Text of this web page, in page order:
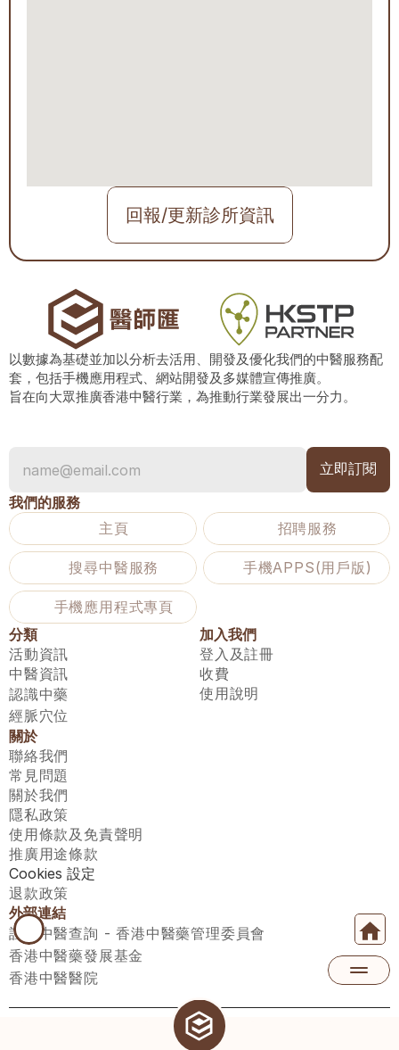
回報/更新診所資訊
以數據為基礎並加以分析去活用、開發及優化我們的中醫服務配
套，包括手機應用程式、網站開發及多媒體宣傳推廣。
旨在向大眾推廣香港中醫行業，為推動行業發展出一分力。
我們的服務
主頁
招聘服務
搜尋中醫服務 手機APPS(用戶版)
手機應用程式專頁
分類
活動資訊
中醫資訊
認識中藥
經脈穴位
加入我們
登入及註冊
收費
使用說明
關於
聯絡我們
常見問題
關於我們
隱私政策
使用條款及免責聲明
推廣用途條款
Cookies 設定
退款政策
外部連結
註冊中醫查詢 - 香港中醫藥管理委員會
香港中醫藥發展基金
香港中醫醫院
醫師匯有限公司 ECWAY LIMITED Copyright 2026© All rights